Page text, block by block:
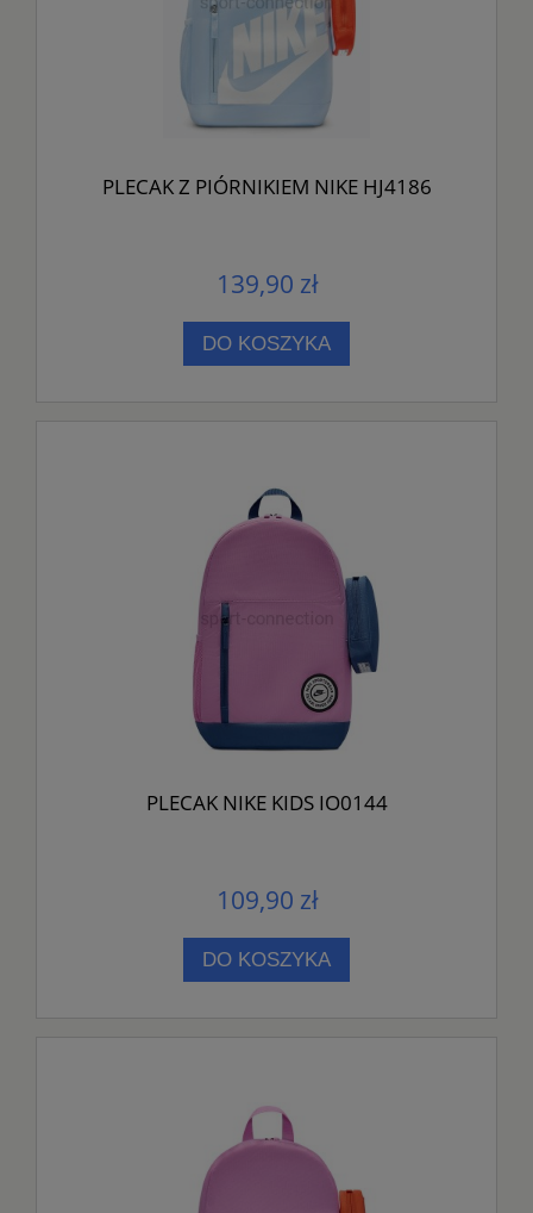
PLECAK Z PIÓRNIKIEM NIKE HJ4186
139,90 zł
DO KOSZYKA
PLECAK NIKE KIDS IO0144
109,90 zł
DO KOSZYKA